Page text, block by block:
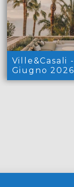
Ville&Casali -
Giugno 2026